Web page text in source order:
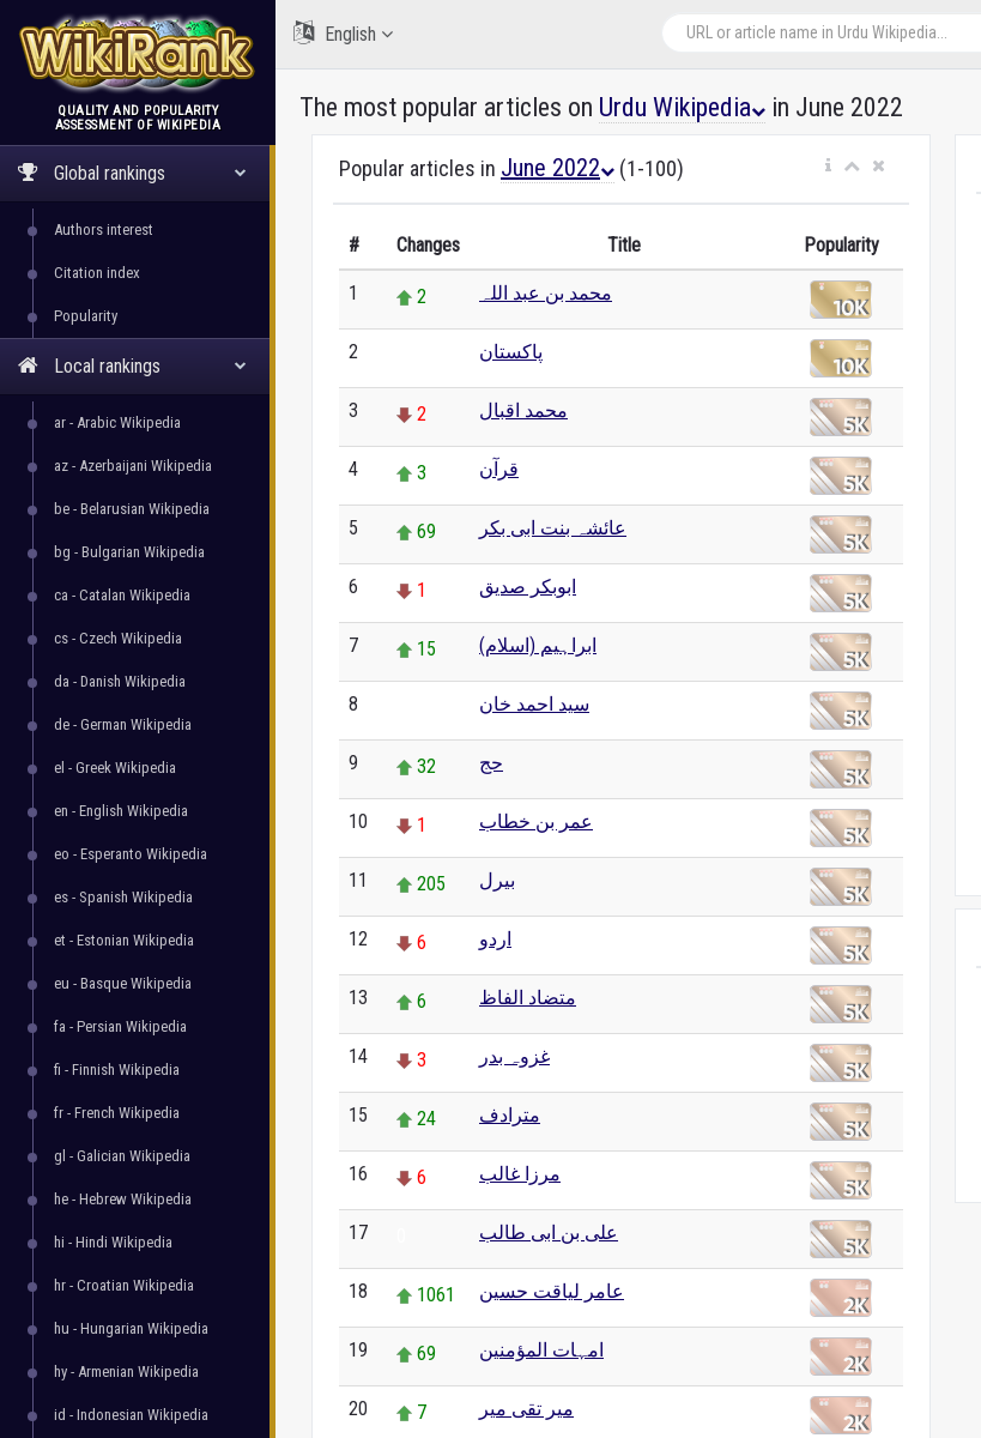
WikiRank
QUALITY AND POPULARITY
ASSESSMENT OF WIKIPEDIA
Global rankings
Authors interest
Citation index
Popularity
Local rankings
ar - Arabic Wikipedia
az - Azerbaijani Wikipedia
be - Belarusian Wikipedia
bg - Bulgarian Wikipedia
ca - Catalan Wikipedia
cs - Czech Wikipedia
da - Danish Wikipedia
de - German Wikipedia
el - Greek Wikipedia
en - English Wikipedia
eo - Esperanto Wikipedia
es - Spanish Wikipedia
et - Estonian Wikipedia
eu - Basque Wikipedia
fa - Persian Wikipedia
fi - Finnish Wikipedia
fr - French Wikipedia
gl - Galician Wikipedia
he - Hebrew Wikipedia
hi - Hindi Wikipedia
hr - Croatian Wikipedia
hu - Hungarian Wikipedia
hy - Armenian Wikipedia
id - Indonesian Wikipedia
English
The most popular articles on Urdu Wikipedia in June 2022
Popular articles in June 2022 (1-100)
# Changes Title Popularity
1 2 محمد بن عبد اللہ
2 پاکستان
3 2 محمد اقبال
4 3 قرآن
5 69 عائشہ بنت ابی بکر
6 1 ابوبکر صدیق
7 15 ابراہیم (اسلام)
8 سید احمد خان
9 32 حج
10 1 عمر بن خطاب
11 205 بیرل
12 6 اردو
13 6 متضاد الفاظ
14 3 غزوہ بدر
15 24 مترادف
16 6 مرزا غالب
17 علی بن ابی طالب
18 1061 عامر لیاقت حسین
19 69 امہات المؤمنین
20 7 مير تقی میر